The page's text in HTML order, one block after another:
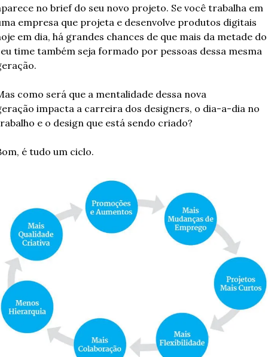
no brief do seu novo projeto. Se você trabalha em
empresa que projeta e desenvolve produtos digitais
em dia, há grandes chances de que mais da metade do
time também seja formado por pessoas dessa mesma
como será que a mentalidade dessa nova
impacta a carreira dos designers, o dia-a-dia no
e o design que está sendo criado?
é tudo um ciclo.